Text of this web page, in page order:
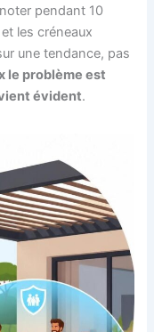
pendant 10
les créneaux
une tendance, pas
le problème est
évident.